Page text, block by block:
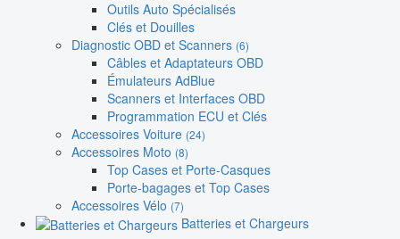
Outils Auto Spécialisés
Clés et Douilles
Diagnostic OBD et Scanners (6)
Câbles et Adaptateurs OBD
Émulateurs AdBlue
Scanners et Interfaces OBD
Programmation ECU et Clés
Accessoires Voiture (24)
Accessoires Moto (8)
Top Cases et Porte-Casques
Porte-bagages et Top Cases
Accessoires Vélo (7)
Batteries et Chargeurs